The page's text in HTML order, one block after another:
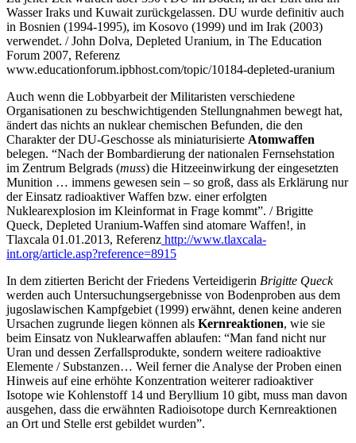
Wasser Iraks und Kuwait zurückgelassen. DU wurde definitiv auch
in Bosnien (1994-1995), im Kosovo (1999) und im Irak (2003)
verwendet. / John Dolva, Depleted Uranium, in The Education
Forum 2007, Referenz
www.educationforum.ipbhost.com/topic/10184-depleted-uranium
Auch wenn die Lobbyarbeit der Militaristen verschiedene
Organisationen zu beschwichtigenden Stellungnahmen bewegt hat,
ändert das nichts an nuklear chemischen Befunden, die den
Charakter der DU-Geschosse als miniaturisierte Atomwaffen
belegen. “Nach der Bombardierung der nationalen Fernsehstation
im Zentrum Belgrads (muss) die Hitzeeinwirkung der eingesetzten
Munition … immens gewesen sein – so groß, dass als Erklärung nur
der Einsatz radioaktiver Waffen bzw. einer erfolgten
Nuklearexplosion im Kleinformat in Frage kommt”. / Brigitte
Queck, Depleted Uranium-Waffen sind atomare Waffen!, in
Tlaxcala 01.01.2013, Referenz http://www.tlaxcala-
int.org/article.asp?reference=8915
In dem zitierten Bericht der Friedens Verteidigerin Brigitte Queck
werden auch Untersuchungsergebnisse von Bodenproben aus dem
jugoslawischen Kampfgebiet (1999) erwähnt, denen keine anderen
Ursachen zugrunde liegen können als Kernreaktionen, wie sie
beim Einsatz von Nuklearwaffen ablaufen: “Man fand nicht nur
Uran und dessen Zerfallsprodukte, sondern weitere radioaktive
Elemente / Substanzen… Weil ferner die Analyse der Proben einen
Hinweis auf eine erhöhte Konzentration weiterer radioaktiver
Isotope wie Kohlenstoff 14 und Beryllium 10 gibt, muss man davon
ausgehen, dass die erwähnten Radioisotope durch Kernreaktionen
an Ort und Stelle erst gebildet wurden”.